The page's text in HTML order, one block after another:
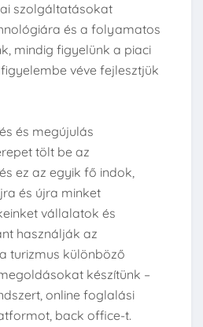
szolgáltatásokat
és a folyamatos
mindig figyelünk a piaci
véve fejlesztjük
és megújulás
tölt be az
ez az egyik fő indok,
és újra minket
vállalatok és
használják az
turizmus különböző
készítünk –
online foglalási
back office-t.